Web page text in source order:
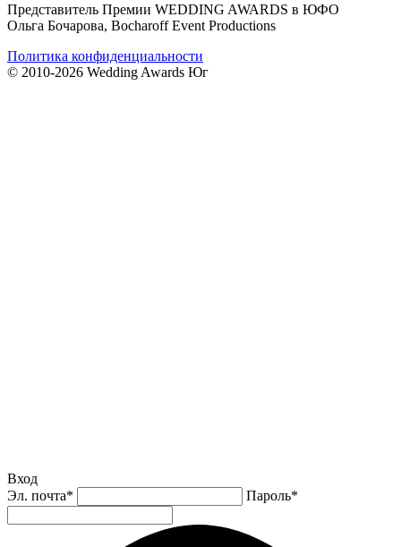
Представитель Премии WEDDING AWARDS в ЮФО
Ольга Бочарова, Bocharoff Event Productions
Политика конфиденциальности
© 2010-2026 Wedding Awards Юг
Вход
Эл. почта* Пароль*